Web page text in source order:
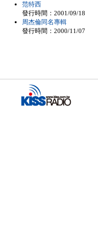
范特西
發行時間：2001/09/18
周杰倫同名專輯
發行時間：2000/11/07